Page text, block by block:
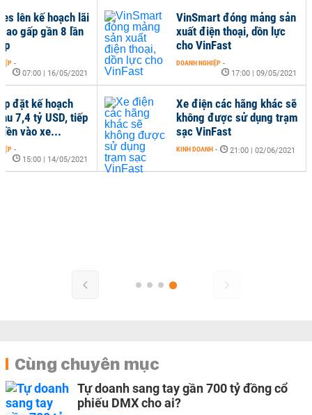
triệu cổ
trị giá...
| 28/05/2021
vụ IPO
Mỹ có thể
| 26/05/2021
Vinhomes lên kế hoạch lãi
kỷ lục, cao gấp gần 8 lần
Vingroup
DOANH NGHIỆP -
07:00 | 16/05/2021
Vingroup đặt kế hoạch
doanh thu 7,4 tỷ USD, tiếp
tục đổ tiền vào xe...
DOANH NGHIỆP -
Cùng chuyên mục
Tự doanh sang tay gần 700 tỷ đồng cổ
phiếu DMX cho ai?